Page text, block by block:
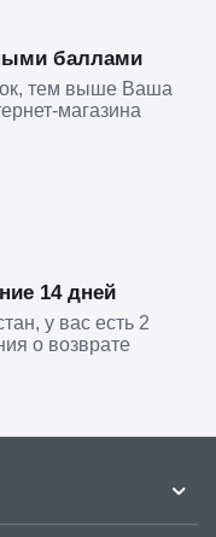
баллами
тем выше Ваша
магазина
14 дней
у вас есть 2
о возврате